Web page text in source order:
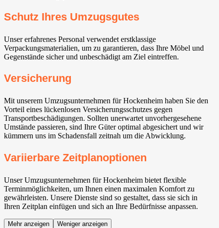
Schutz Ihres Umzugsgutes
Unser erfahrenes Personal verwendet erstklassige
Verpackungsmaterialien, um zu garantieren, dass Ihre Möbel und
Gegenstände sicher und unbeschädigt am Ziel eintreffen.
Versicherung
Mit unserem Umzugsunternehmen für Hockenheim haben Sie den
Vorteil eines lückenlosen Versicherungsschutzes gegen
Transportbeschädigungen. Sollten unerwartet unvorhergesehene
Umstände passieren, sind Ihre Güter optimal abgesichert und wir
kümmern uns im Schadensfall zeitnah um die Abwicklung.
Variierbare Zeitplanoptionen
Unser Umzugsunternehmen für Hockenheim bietet flexible
Terminmöglichkeiten, um Ihnen einen maximalen Komfort zu
gewährleisten. Unsere Dienste sind so gestaltet, dass sie sich in
Ihren Zeitplan einfügen und sich an Ihre Bedürfnisse anpassen.
Mehr anzeigen Weniger anzeigen